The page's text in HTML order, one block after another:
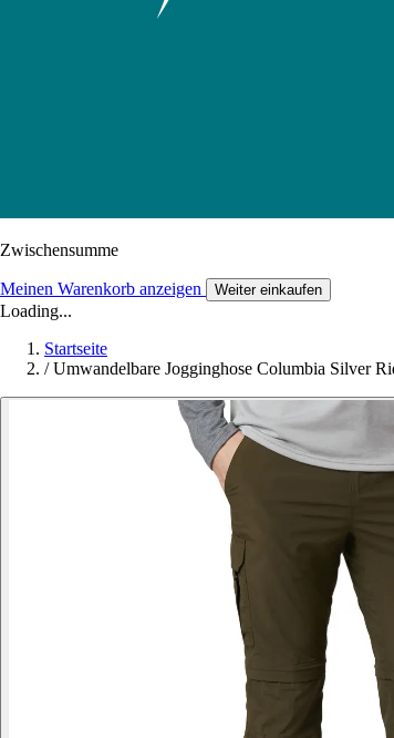
Zwischensumme
Meinen Warenkorb anzeigen Weiter einkaufen
Loading...
Startseite
/ Umwandelbare Jogginghose Columbia Silver